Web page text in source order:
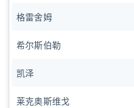
格雷舍姆
希尔斯伯勒
凯泽
莱克奥斯维戈